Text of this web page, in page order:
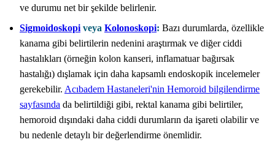
ve durumu net bir şekilde belirlenir.
Sigmoidoskopi veya Kolonoskopi: Bazı durumlarda, özellikle
kanama gibi belirtilerin nedenini araştırmak ve diğer ciddi
hastalıkları (örneğin kolon kanseri, inflamatuar bağırsak
hastalığı) dışlamak için daha kapsamlı endoskopik incelemeler
gerekebilir. Acıbadem Hastaneleri'nin Hemoroid bilgilendirme
sayfasında da belirtildiği gibi, rektal kanama gibi belirtiler,
hemoroid dışındaki daha ciddi durumların da işareti olabilir ve
bu nedenle detaylı bir değerlendirme önemlidir.